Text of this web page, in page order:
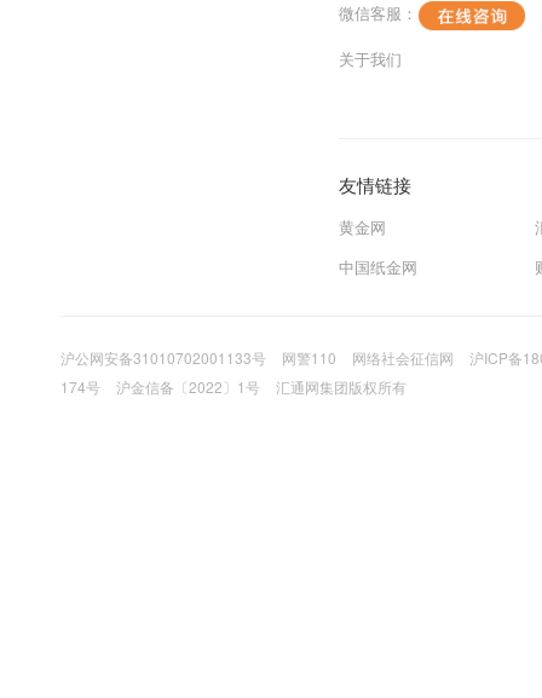
微信客服：
关于我们
友情链接
黄金网
中国纸金网
沪公网安备31010702001133号 网警110 网络社会征信网
沪ICP备
174号
沪金信备〔2022〕1号 汇通网集团版权所有